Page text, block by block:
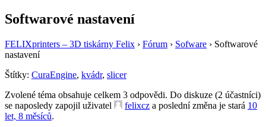
Softwarové nastavení
FELIXprinters – 3D tiskárny Felix › Fórum › Sofware › Softwarové
nastavení
Štítky: CuraEngine, kvádr, slicer
Zvolené téma obsahuje celkem 3 odpovědi. Do diskuze (2 účastníci)
se naposledy zapojil uživatel
felixcz a poslední změna je stará 10
let, 8 měsíců.